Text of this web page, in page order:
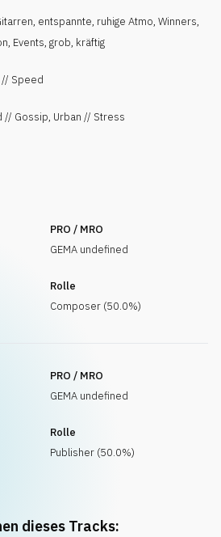
entspannte, ruhige Atmo, Winners,
Events, grob, kräftig
Speed
Gossip, Urban // Stress
PRO / MRO
GEMA undefined
Rolle
Composer (50.0%)
PRO / MRO
GEMA undefined
Rolle
Publisher (50.0%)
dieses Tracks: